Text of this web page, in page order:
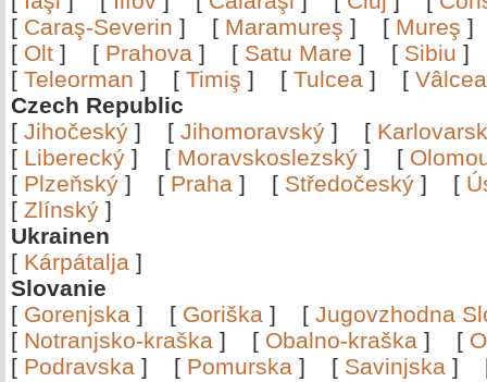
[ Caraş-Severin ] [ Maramureş ] [ Mureş
[ Olt ] [ Prahova ] [ Satu Mare ] [ Sibiu
[ Teleorman ] [ Timiş ] [ Tulcea ] [
Czech Republic
[ Jihočeský ] [ Jihomoravský ] [
[ Liberecký ] [ Moravskoslezský ] [
[ Plzeňský ] [ Praha ] [ Středočeský ] [
[ Zlínský ]
Ukrainen
[ Kárpátalja ]
Slovanie
[ Gorenjska ] [ Goriška ] [ Jugovzhodna
[ Notranjsko-kraška ] [ Obalno-kraška ] [
[ Podravska ] [ Pomurska ] [ Savinjska ]